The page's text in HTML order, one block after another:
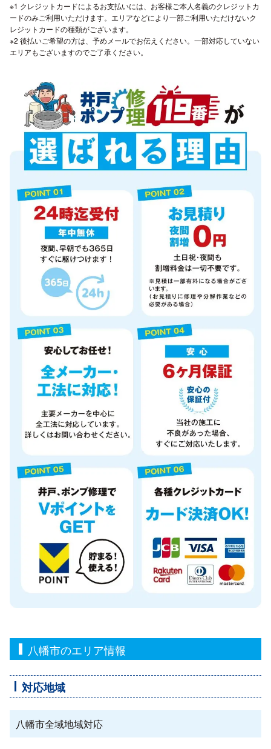
※1 クレジットカードによるお支払いには、お客様ご本人名義のクレジットカ
ードのみご利用いただけます。エリアなどにより一部ご利用いただけないク
レジットカードの種類がございます。
※2 後払いご希望の方は、予めメールでお伝えください。一部対応していない
エリアもございますのでご了承ください。
八幡市のエリア情報
対応地域
八幡市全域地域対応